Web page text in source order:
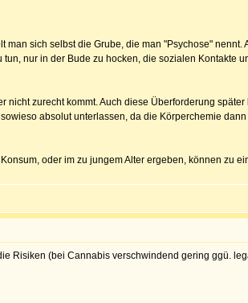
sich selbst die Grube, die man "Psychose" nennt.
nur in der Bude zu hocken, die sozialen Kontakte
nicht zurecht kommt. Auch diese Überforderung
absolut unterlassen, da die Körperchemie
oder im zu jungem Alter ergeben, können zu
Risiken (bei Cannabis verschwindend gering ggü.